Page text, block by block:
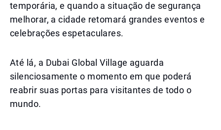
temporária, e quando a situação de segurança
melhorar, a cidade retomará grandes eventos e
celebrações espetaculares.
Até lá, a Dubai Global Village aguarda
silenciosamente o momento em que poderá
reabrir suas portas para visitantes de todo o
mundo.